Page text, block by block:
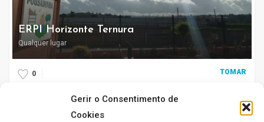
Gerir o Consentimento de
Cookies
ERPI Horizonte Ternura
Qualquer lugar
0 TOMAR
Conhece este Lar. Gostaríamos de saber a sua opinião
acerca do seu funcionamento